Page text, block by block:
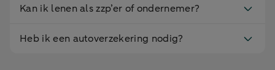
Kan ik lenen als zzp’er of ondernemer?
Heb ik een autoverzekering nodig?